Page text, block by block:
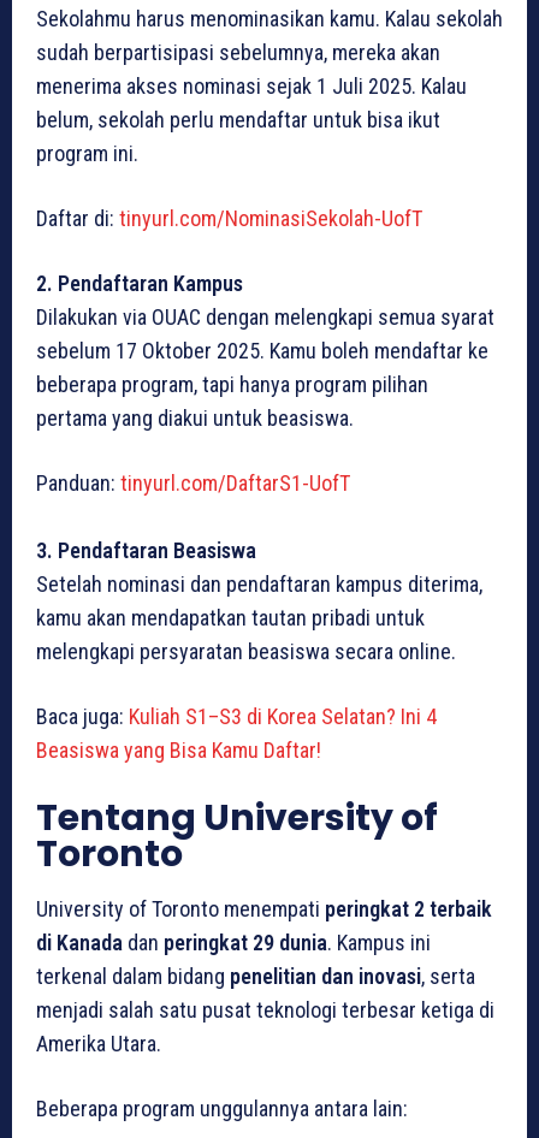
Sekolahmu harus menominasikan kamu. Kalau sekolah
sudah berpartisipasi sebelumnya, mereka akan
menerima akses nominasi sejak 1 Juli 2025. Kalau
belum, sekolah perlu mendaftar untuk bisa ikut
program ini.
Daftar di: tinyurl.com/NominasiSekolah-UofT
2. Pendaftaran Kampus
Dilakukan via OUAC dengan melengkapi semua syarat
sebelum 17 Oktober 2025. Kamu boleh mendaftar ke
beberapa program, tapi hanya program pilihan
pertama yang diakui untuk beasiswa.
Panduan: tinyurl.com/DaftarS1-UofT
3. Pendaftaran Beasiswa
Setelah nominasi dan pendaftaran kampus diterima,
kamu akan mendapatkan tautan pribadi untuk
melengkapi persyaratan beasiswa secara online.
Baca juga: Kuliah S1–S3 di Korea Selatan? Ini 4
Beasiswa yang Bisa Kamu Daftar!
Tentang University of
Toronto
University of Toronto menempati peringkat 2 terbaik
di Kanada dan peringkat 29 dunia. Kampus ini
terkenal dalam bidang penelitian dan inovasi, serta
menjadi salah satu pusat teknologi terbesar ketiga di
Amerika Utara.
Beberapa program unggulannya antara lain: